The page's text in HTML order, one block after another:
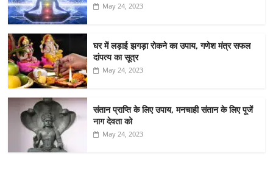
May 24, 2023
घर में लड़ाई झगड़ा रोकने का उपाय, गणेश मंत्र सफल
दांपत्य का सूत्र
May 24, 2023
संतान प्राप्ति के लिए उपाय, मनचाही संतान के लिए पूजें
नाग देवता को
May 24, 2023